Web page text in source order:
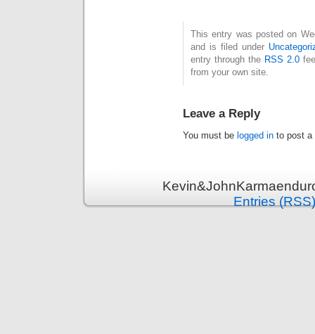
This entry was posted on
and is filed under
entry through the RSS 2.0
from your own site.
Leave a Reply
You must be logged in to post a
Entries (RSS)